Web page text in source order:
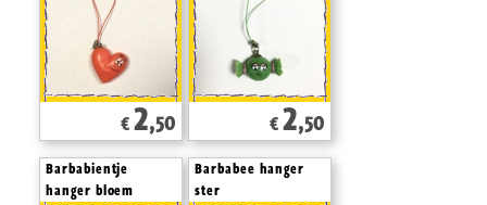
€ 2,50 € 2,50
Barbabientje
hanger bloem
Barbabee hanger
ster